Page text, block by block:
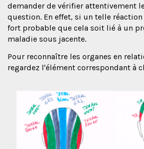
demander de vérifier attentivement
question. En effet, si un telle
fort probable que cela soit lié à un
maladie sous jacente.
Pour reconnaître les organes en
regardez l'élément correspondant à